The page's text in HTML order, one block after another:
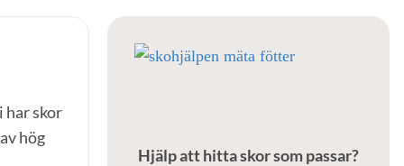
har skor
hög
Hjälp att hitta skor som passar?